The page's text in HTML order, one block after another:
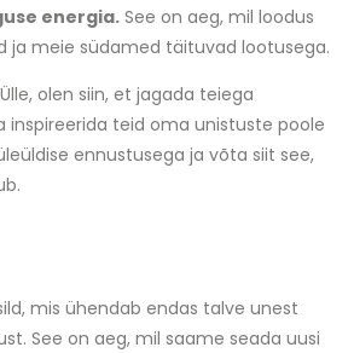
energia. See on aeg, mil loodus
ja meie südamed täituvad lootusega.
olen siin, et jagada teiega
inspireerida teid oma unistuste poole
ennustusega ja võta siit see,
mis ühendab endas talve unest
See on aeg, mil saame seada uusi